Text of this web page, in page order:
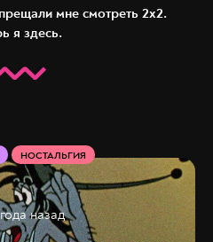
мне смотреть 2х2.
я здесь.
НОСТАЛЬГИЯ
назад